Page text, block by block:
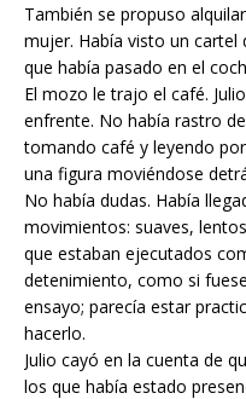
También se propuso
mujer. Había visto un cartel
que había pasado en el
El mozo le trajo el café.
enfrente. No había rastro
tomando café y leyendo
una figura moviéndose
No había dudas. Había
movimientos: suaves,
que estaban ejecutados
detenimiento, como si
ensayo; parecía estar
hacerlo.
Julio cayó en la cuenta de
los que había estado